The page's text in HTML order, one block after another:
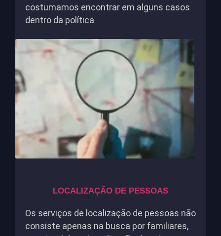
costumamos encontrar em alguns casos
dentro da política
LOCALIZAÇÃO DE PESSOAS
Os serviços de localização de pessoas não
consiste apenas na busca por familiares,